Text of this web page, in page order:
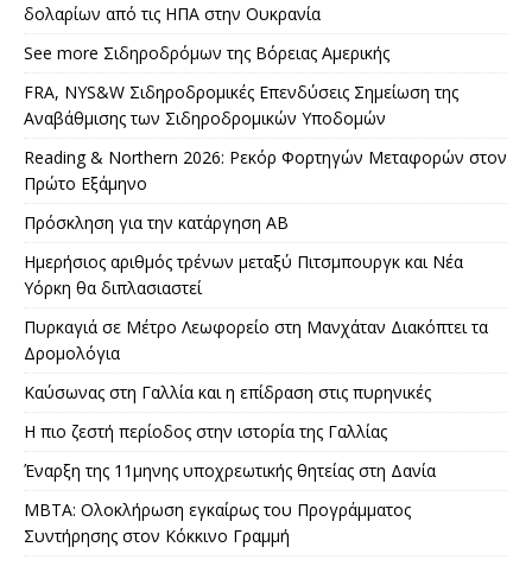
δολαρίων από τις ΗΠΑ στην Ουκρανία
See more Σιδηροδρόμων της Βόρειας Αμερικής
FRA, NYS&W Σιδηροδρομικές Επενδύσεις Σημείωση της
Αναβάθμισης των Σιδηροδρομικών Υποδομών
Reading & Northern 2026: Ρεκόρ Φορτηγών Μεταφορών στον
Πρώτο Εξάμηνο
Πρόσκληση για την κατάργηση AB
Ημερήσιος αριθμός τρένων μεταξύ Πιτσμπουργκ και Νέα
Υόρκη θα διπλασιαστεί
Πυρκαγιά σε Μέτρο Λεωφορείο στη Μανχάταν Διακόπτει τα
Δρομολόγια
Καύσωνας στη Γαλλία και η επίδραση στις πυρηνικές
Η πιο ζεστή περίοδος στην ιστορία της Γαλλίας
Έναρξη της 11μηνης υποχρεωτικής θητείας στη Δανία
MBTA: Ολοκλήρωση εγκαίρως του Προγράμματος
Συντήρησης στον Κόκκινο Γραμμή